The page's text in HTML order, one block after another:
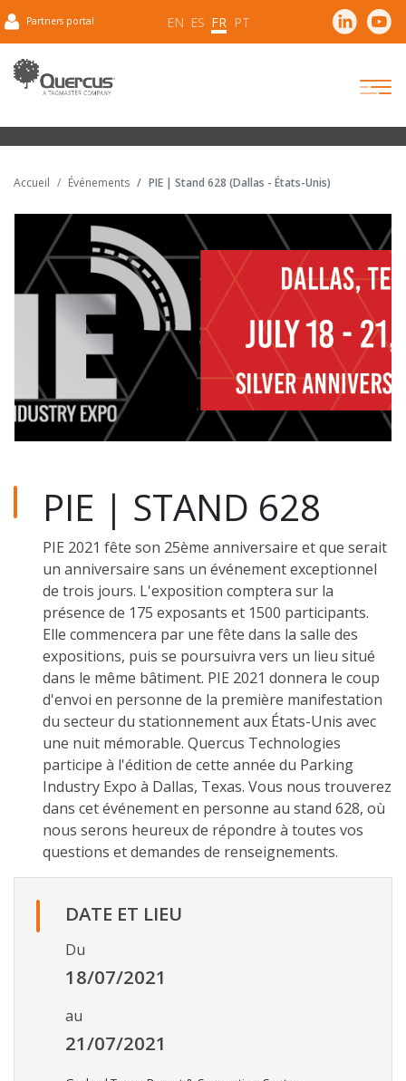
Partners portal EN ES FR PT
Accueil Événements PIE | Stand 628 (Dallas - États-Unis)
PIE | STAND 628
PIE 2021 fête son 25ème anniversaire et que serait
un anniversaire sans un événement exceptionnel
de trois jours. L'exposition comptera sur la
présence de 175 exposants et 1500 participants.
Elle commencera par une fête dans la salle des
expositions, puis se poursuivra vers un lieu situé
dans le même bâtiment. PIE 2021 donnera le coup
d'envoi en personne de la première manifestation
du secteur du stationnement aux États-Unis avec
une nuit mémorable. Quercus Technologies
participe à l'édition de cette année du Parking
Industry Expo à Dallas, Texas. Vous nous trouverez
dans cet événement en personne au stand 628, où
nous serons heureux de répondre à toutes vos
questions et demandes de renseignements.
DATE ET LIEU
Du
18/07/2021
au
21/07/2021